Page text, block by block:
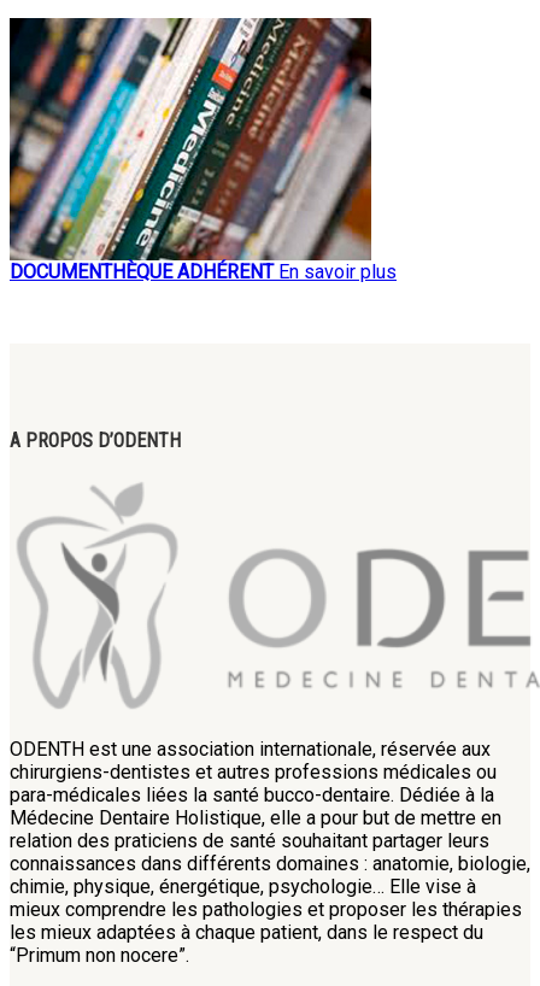
DOCUMENTHÈQUE ADHÉRENT En savoir plus
A PROPOS D’ODENTH
ODENTH est une association internationale, réservée aux
chirurgiens-dentistes et autres professions médicales ou
para-médicales liées la santé bucco-dentaire. Dédiée à la
Médecine Dentaire Holistique, elle a pour but de mettre en
relation des praticiens de santé souhaitant partager leurs
connaissances dans différents domaines : anatomie, biologie,
chimie, physique, énergétique, psychologie… Elle vise à
mieux comprendre les pathologies et proposer les thérapies
les mieux adaptées à chaque patient, dans le respect du
“Primum non nocere”.